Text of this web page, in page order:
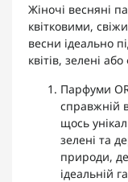
Жіночі весняні
квітковими,
весни ідеально
квітів, зелені або
Парфуми
справжній
щось
зелені та
природи,
ідеальній